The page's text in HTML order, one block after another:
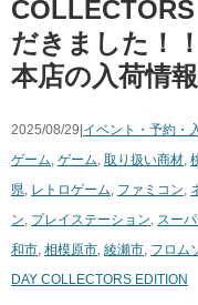
だきました！
本店の入荷情
2025/08/29| イベント・予約・
ゲーム, ゲーム, 取り扱い商材,
県, レトロゲーム, ファミコン,
ン, プレイステーション, スー
和市, 相模原市, 綾瀬市, フロム
DAY ​COLLECTORS ​EDITION